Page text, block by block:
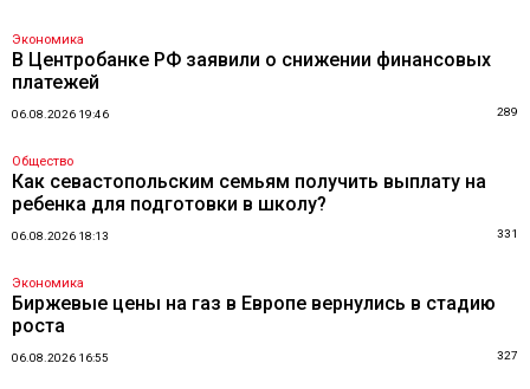
Экономика
В Центробанке РФ заявили о снижении финансовых
платежей
06.08.2026 19:46 289
Общество
Как севастопольским семьям получить выплату на
ребенка для подготовки в школу?
06.08.2026 18:13 331
Экономика
Биржевые цены на газ в Европе вернулись в стадию
роста
06.08.2026 16:55 327